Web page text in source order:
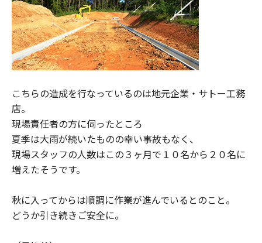
こちらの造成を行なっているのは地元企業・サトー工務
店。
現場責任者の方に伺ったところ
夏季は大雨が続いたものの幸い事故もなく、
現場スタッフの人数はこの３ヶ月で１０名から２０名に
増えたそうです。
秋に入ってからは順調に作業が進んでいるとのこと。
どうか引き続きご安全に。